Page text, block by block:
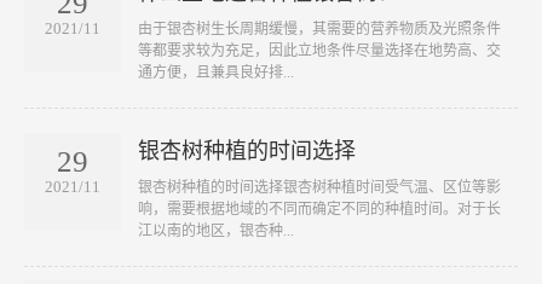
2021/11
​由于银杏树生长周期缓慢，其需要的营养物质及光照条件
等都要求较为充足，因此立地条件尽量选择在地势高、交
通方便，且兼具良好排...
29
2021/11
银杏树种植的时间选择
银杏树种植的时间选择银杏树种植时间受气温、区位等影
响，需要根据地域的不同而确定不同的种植时间。对于长
江以南的地区，银杏种...